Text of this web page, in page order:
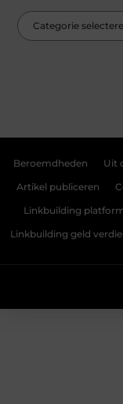
Beroemdheden Uit
Artikel publiceren
Linkbuilding
Linkbuilding geld